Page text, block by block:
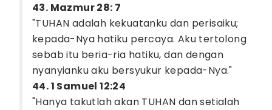
43. Mazmur 28: 7
"TUHAN adalah kekuatanku dan perisaiku;
kepada-Nya hatiku percaya. Aku tertolong
sebab itu beria-ria hatiku, dan dengan
nyanyianku aku bersyukur kepada-Nya."
44. 1 Samuel 12:24
"Hanya takutlah akan TUHAN dan setialah